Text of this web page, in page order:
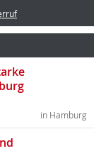
in Hamburg